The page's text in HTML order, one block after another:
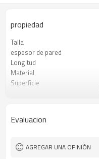
propiedad
Talla
espesor de pared
Longitud
Material
Superficie
Estándar
Evaluacion
AGREGAR UNA OPINIÓN